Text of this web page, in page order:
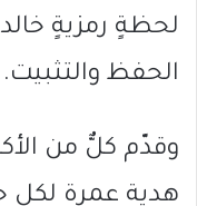
لحظةٍ رمزيةٍ
الحفظ والتثبيت.
وقدّم كلٌّ من
هدية عمرة لكل